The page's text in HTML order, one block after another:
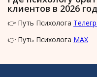
клиентов в 2026
👉 Путь Психолога
👉 Путь Психолога MAX